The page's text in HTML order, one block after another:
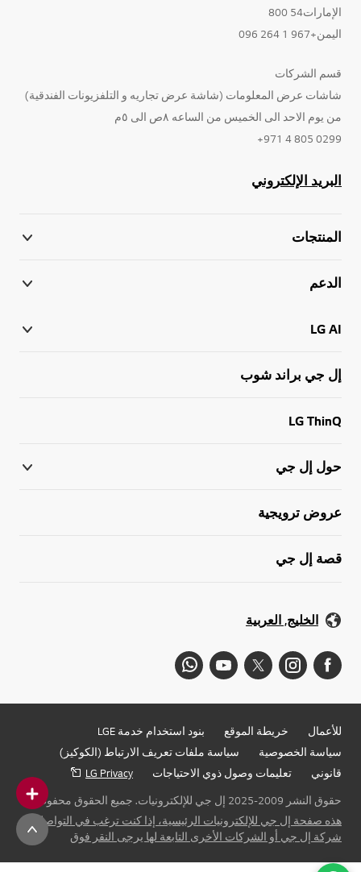
الإمارات54 800
اليمن+967 1 264 096
قسم الشركات
شاشات عرض المعلومات (شاشة عرض تجاريه و التلفزيونات الفندقية)
من يوم الاحد الى الخميس من الساعه ٨ص الى ٥م
0299 805 4 971+
البريد الإلكتروني
المنتجات
الدعم
LG AI
إل جي براند شوب
LG ThinQ
حول إل جي
عروض ترويجية
قصة إل جي
الخليج, العربية
للأعمال خريطة الموقع
بنود استخدام خدمة LGE
سياسة الخصوصية
سياسة ملفات تعريف الارتباط (الكوكيز)
قانوني
تعليمات وصول ذوي الاحتياجات
LG Privacy
حقوق النشر 2009-2025 إل جي للإلكترونيات. جميع الحقوق محفوظة
هذه صفحة إل جي للإلكترونيات الرئيسية، إذا كنت ترغب في التواصل مع
شركة إل جي أو الشركات الأخرى التابعة لها يرجى النقر فوق